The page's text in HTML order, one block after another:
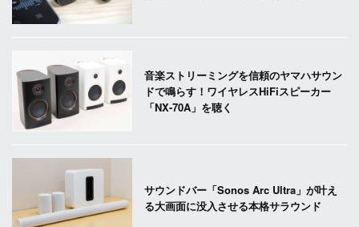
音楽ストリーミングを信頼のヤマハサウン
ドで鳴らす！ワイヤレスHiFiスピーカー
「NX-70A」を聴く
サウンドバー「Sonos Arc Ultra」が叶え
る大画面に没入させる本格サラウンド